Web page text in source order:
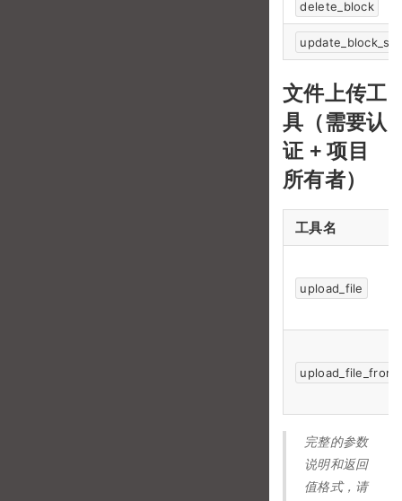
delete_block
文件上传工
具（需要认
证 + 项目
所有者）
工具名
upload_file
完整的参数
说明和返回
值格式，请